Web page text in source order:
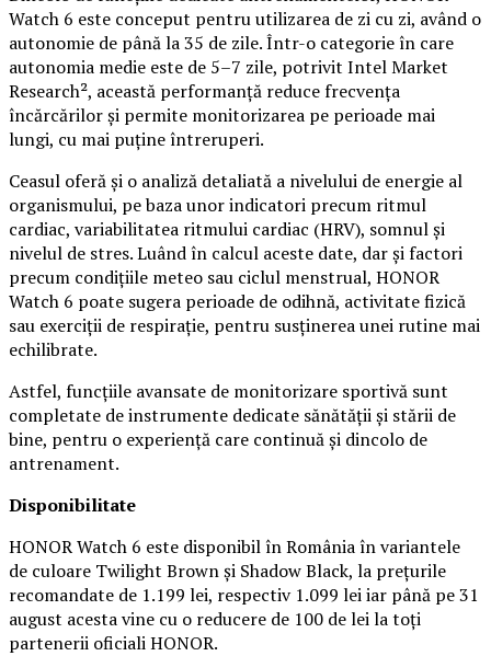
Watch 6 este conceput pentru utilizarea de zi cu zi, având o
autonomie de până la 35 de zile. Într-o categorie în care
autonomia medie este de 5–7 zile, potrivit Intel Market
Research², această performanță reduce frecvența
încărcărilor și permite monitorizarea pe perioade mai
lungi, cu mai puține întreruperi.
Ceasul oferă și o analiză detaliată a nivelului de energie al
organismului, pe baza unor indicatori precum ritmul
cardiac, variabilitatea ritmului cardiac (HRV), somnul și
nivelul de stres. Luând în calcul aceste date, dar și factori
precum condițiile meteo sau ciclul menstrual, HONOR
Watch 6 poate sugera perioade de odihnă, activitate fizică
sau exerciții de respirație, pentru susținerea unei rutine mai
echilibrate.
Astfel, funcțiile avansate de monitorizare sportivă sunt
completate de instrumente dedicate sănătății și stării de
bine, pentru o experiență care continuă și dincolo de
antrenament.
Disponibilitate
HONOR Watch 6 este disponibil în România în variantele
de culoare Twilight Brown și Shadow Black, la prețurile
recomandate de 1.199 lei, respectiv 1.099 lei iar până pe 31
august acesta vine cu o reducere de 100 de lei la toți
partenerii oficiali HONOR.